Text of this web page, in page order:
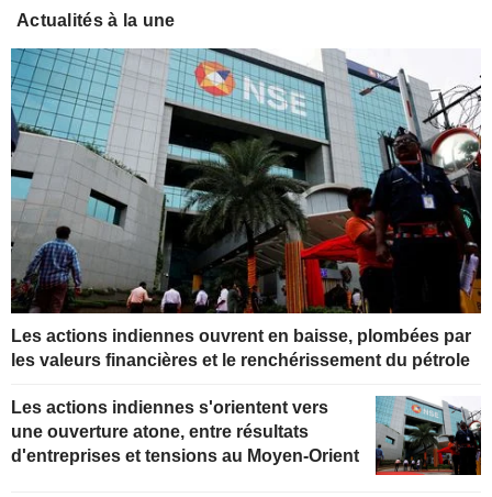
Actualités à la une
Les actions indiennes ouvrent en baisse, plombées par
les valeurs financières et le renchérissement du pétrole
Les actions indiennes s'orientent vers
une ouverture atone, entre résultats
d'entreprises et tensions au Moyen-Orient